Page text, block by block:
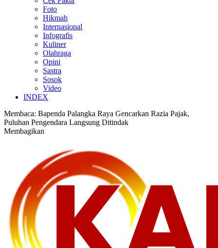
Foto
Hikmah
Internasional
Infografis
Kuliner
Olahraga
Opini
Sastra
Sosok
Video
INDEX
Membaca: Bapenda Palangka Raya Gencarkan Razia Pajak,
Puluhan Pengendara Langsung Ditindak
Membagikan